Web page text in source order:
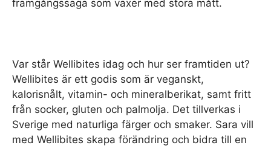
framgångssaga som växer med stora mått.
Var står Wellibites idag och hur ser framtiden ut?
Wellibites är ett godis som är veganskt,
kalorisnålt, vitamin- och mineralberikat, samt fritt
från socker, gluten och palmolja. Det tillverkas i
Sverige med naturliga färger och smaker. Sara vill
med Wellibites skapa förändring och bidra till en